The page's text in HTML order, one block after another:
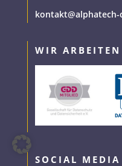
WIR
SOCIAL MEDIA